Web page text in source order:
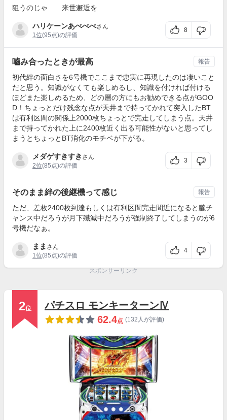
狙うのじゃ 来世邂逅を
ハリケーンあべべべさん
1位(95点)の評価
8
嚙み合ったときが最高
初代絆の面白さを6号機でここまで忠実に再現したのは凄いこと
だと思う。知識がなくても楽しめるし、知識を付ければ付ける
ほどまた楽しめるため、どの層の方にもお勧めできる点がGOO
D！ちょっとだけ残念な点が天井まで持ってかれて突入したBT
は有利区間の関係上2000枚ちょっとで完走してしまう点。天井
まで持ってかれた上に2400枚近く出る可能性がないと思ってし
まうとちょっとBT消化のモチベが下がる。
メダゲすきすき さん
2位(85点)の評価
3
報告
そのまま絆の後継機って感じ
ただ、差枚2400枚到達もしくは有利区間完走間近になると朧チ
ャンス中だろうが月下殲滅中だろうが強制終了してしまうのが6
号機だなぁ。
まま さん
1位(85点)の評価
4
報告
スポンサーリンク
2位
パチスロ モンキーターンⅣ
62.4点 (132人が評価)